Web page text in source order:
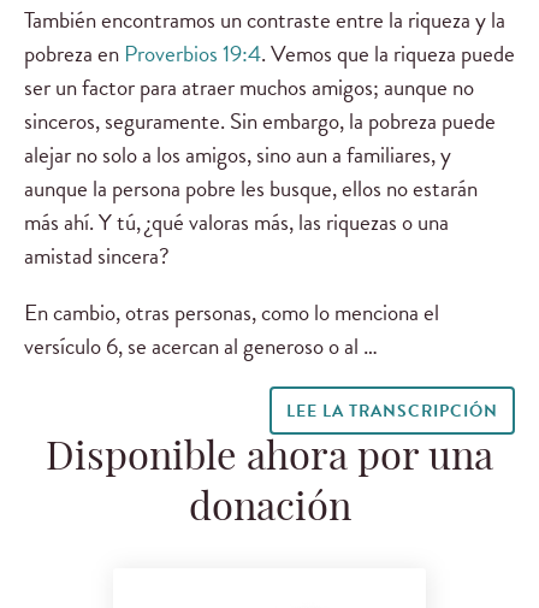
También encontramos un contraste entre la riqueza y la
pobreza en Proverbios 19:4. Vemos que la riqueza puede
ser un factor para atraer muchos amigos; aunque no
sinceros, seguramente. Sin embargo, la pobreza puede
alejar no solo a los amigos, sino aun a familiares, y
aunque la persona pobre les busque, ellos no estarán
más ahí. Y tú, ¿qué valoras más, las riquezas o una
amistad sincera?
En cambio, otras personas, como lo menciona el
versículo 6, se acercan al generoso o al …
LEE LA TRANSCRIPCIÓN
Disponible ahora por una
donación